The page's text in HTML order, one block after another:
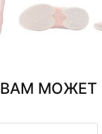
ВАМ МОЖЕТ